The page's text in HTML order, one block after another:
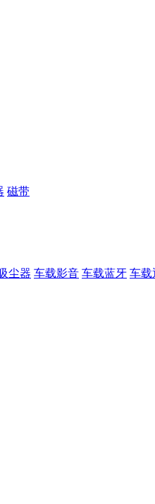
磁带
尘器 车载影音 车载蓝牙 车载